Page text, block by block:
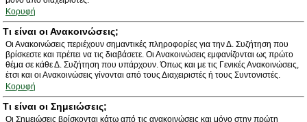
Κορυφή
Τι είναι οι Ανακοινώσεις;
Οι Ανακοινώσεις περιέχουν σημαντικές πληροφορίες για την Δ. Συζήτηση που
βρίσκεστε και πρέπει να τις διαβάσετε. Οι Ανακοινώσεις εμφανίζονται ως πρώτο
θέμα σε κάθε Δ. Συζήτηση που υπάρχουν. Όπως και με τις Γενικές Ανακοινώσεις,
έτσι και οι Ανακοινώσεις γίνονται από τους Διαχειριστές ή τους Συντονιστές.
Κορυφή
Τι είναι οι Σημειώσεις;
Οι Σημειώσεις βρίσκονται κάτω από τις ανακοινώσεις και μόνο στην πρώτη